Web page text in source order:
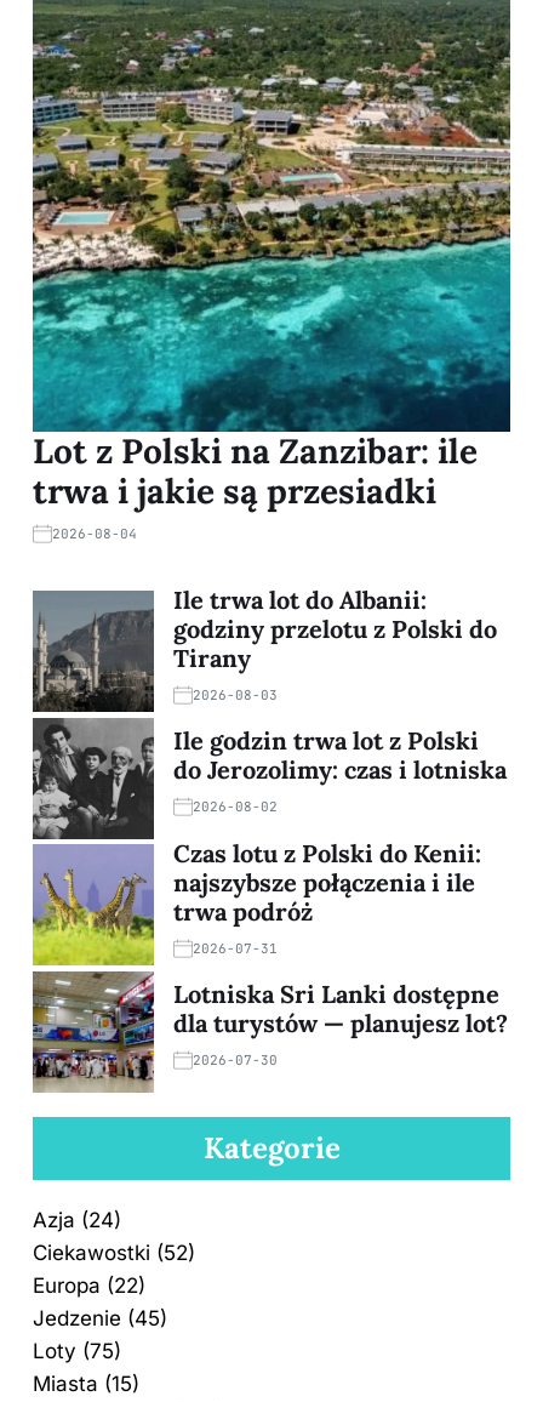
Lot z Polski na Zanzibar: ile
trwa i jakie są przesiadki
2026-08-04
Ile trwa lot do Albanii:
godziny przelotu z Polski do
Tirany
2026-08-03
Ile godzin trwa lot z Polski
do Jerozolimy: czas i lotniska
2026-08-02
Czas lotu z Polski do Kenii:
najszybsze połączenia i ile
trwa podróż
2026-07-31
Lotniska Sri Lanki dostępne
dla turystów — planujesz lot?
2026-07-30
Kategorie
Azja (24)
Ciekawostki (52)
Europa (22)
Jedzenie (45)
Loty (75)
Miasta (15)